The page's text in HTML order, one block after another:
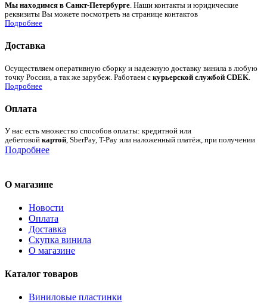
Мы находимся в Санкт-Петербурге. Наши контакты и юридические
реквизиты Вы можете посмотреть на странице контактов
Подробнее
Доставка
Осуществляем оперативную сборку и надежную доставку винила в любую
точку России, а так же зарубеж. Работаем с курьерской службой CDEK
Подробнее
Оплата
У нас есть множество способов оплаты: кредитной или
дебетовой картой, SberPay, T-Pay или наложенный платёж, при получении
Подробнее
О магазине
Новости
Оплата
Доставка
Скупка винила
О магазине
Каталог товаров
Виниловые пластинки